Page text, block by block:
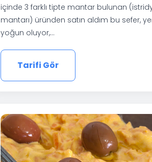
içinde 3 farklı tipte mantar bulunan
mantarı) üründen satın aldım bu sefer,
yoğun oluyor,…
Tarifi Gör